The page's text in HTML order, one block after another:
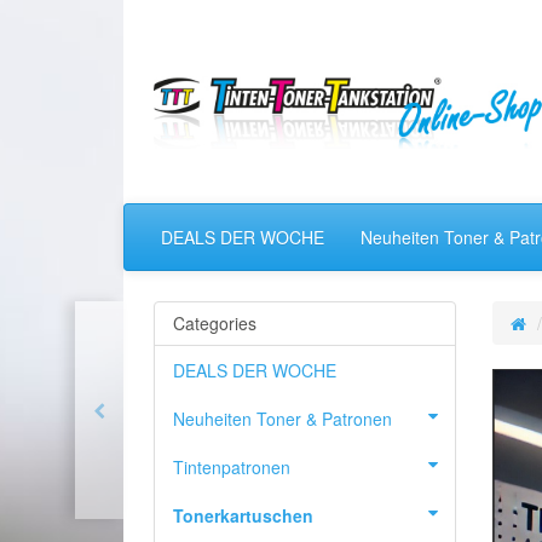
DEALS DER WOCHE Neuheiten Toner &
Categories
DEALS DER WOCHE
Neuheiten Toner & Patronen
Tintenpatronen
Tonerkartuschen